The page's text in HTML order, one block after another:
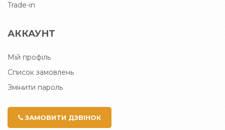
Trade-in
АККАУНТ
Мій профіль
Список замовлень
Змінити пароль
ЗАМОВИТИ ДЗВІНОК